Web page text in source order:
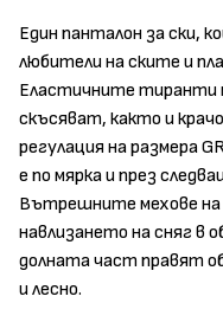
Един панталон за ски,
любители на ските и
Еластичните тиранти
скъсяват, както и
регулация на размера
е по мярка и през
Вътрешните мехове на
навлизането на сняг в
долната част правят
и лесно.